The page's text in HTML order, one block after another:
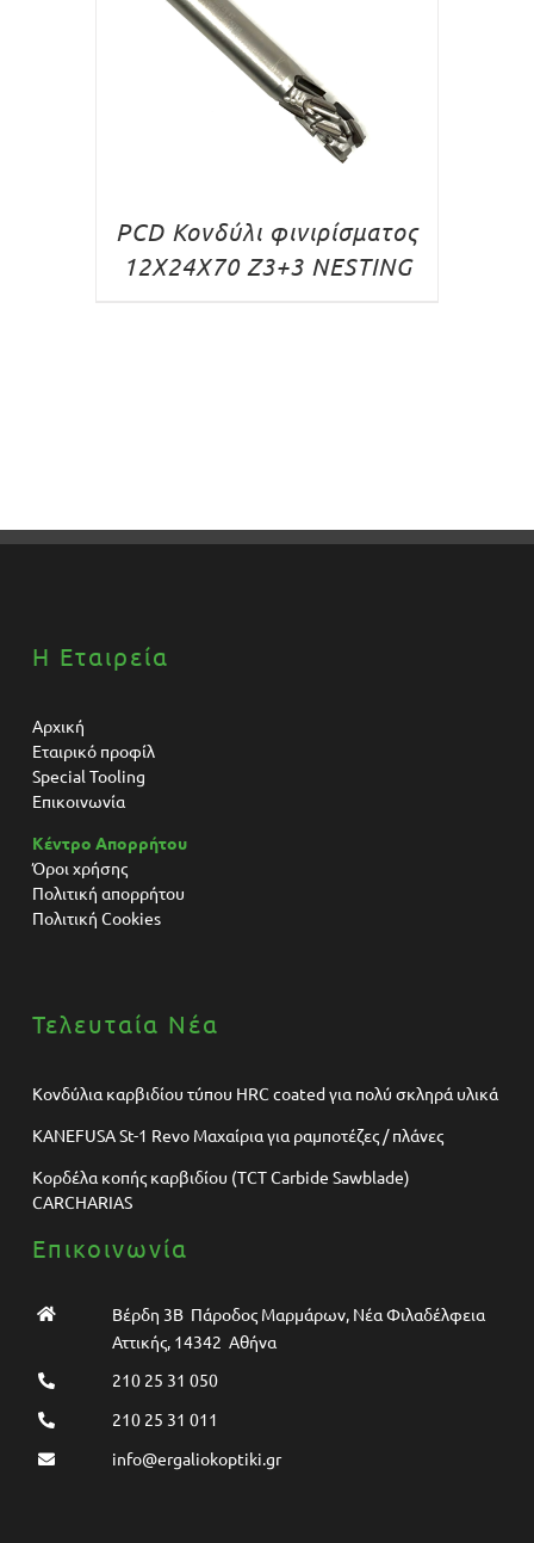
PCD Κονδύλι φινιρίσματος
12X24X70 Z3+3 NESTING
Η Εταιρεία
Αρχική
Εταιρικό προφίλ
Special Tooling
Επικοινωνία
Κέντρο Απορρήτου
Όροι χρήσης
Πολιτική απορρήτου
Πολιτική Cookies
Τελευταία Νέα
Κονδύλια καρβιδίου τύπου HRC coated για πολύ σκληρά υλικά
KANEFUSA St-1 Revo Μαχαίρια για ραμποτέζες / πλάνες
Κορδέλα κοπής καρβιδίου (TCT Carbide Sawblade)
CARCHARIAS
Επικοινωνία
Βέρδη 3Β Πάροδος Μαρμάρων, Νέα Φιλαδέλφεια
Αττικής, 14342 Αθήνα
210 25 31 050
210 25 31 011
info@ergaliokoptiki.gr